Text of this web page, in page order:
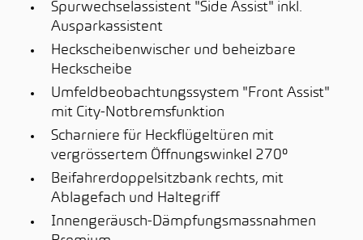
Spurwechselassistent "Side Assist" inkl.
Ausparkassistent
Heckscheibenwischer und beheizbare
Heckscheibe
Umfeldbeobachtungssystem "Front Assist"
mit City-Notbremsfunktion
Scharniere für Heckflügeltüren mit
vergrössertem Öffnungswinkel 270°
Beifahrerdoppelsitzbank rechts, mit
Ablagefach und Haltegriff
Innengeräusch-Dämpfungsmassnahmen